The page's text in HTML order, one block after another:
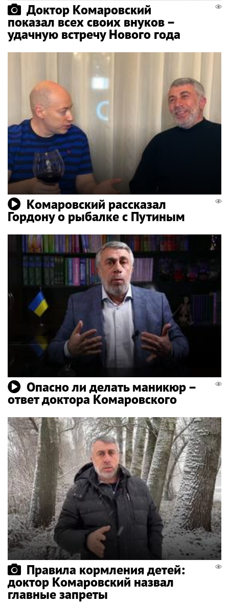
Доктор Комаровский
показал всех своих внуков –
удачную встречу Нового года
Комаровский рассказал
Гордону о рыбалке с Путиным
Опасно ли делать маникюр –
ответ доктора Комаровского
Правила кормления детей:
доктор Комаровский назвал
главные запреты